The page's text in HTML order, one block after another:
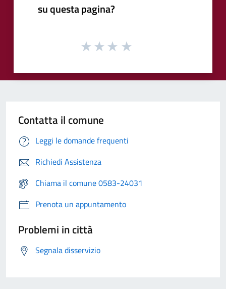
su questa pagina?
Contatta il comune
Leggi le domande frequenti
Richiedi Assistenza
Chiama il comune 0583-24031
Prenota un appuntamento
Problemi in città
Segnala disservizio